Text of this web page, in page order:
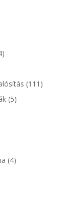
(111)
(5)
(4)